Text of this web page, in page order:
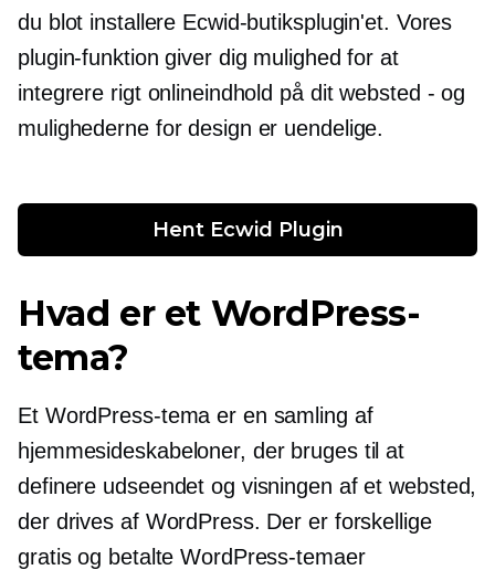
du blot installere Ecwid-butiksplugin'et. Vores
plugin-funktion giver dig mulighed for at
integrere rigt onlineindhold på dit websted - og
mulighederne for design er uendelige.
Hent Ecwid Plugin
Hvad er et WordPress-
tema?
Et WordPress-tema er en samling af
hjemmesideskabeloner, der bruges til at
definere udseendet og visningen af ​​et websted,
der drives af WordPress. Der er forskellige
gratis og betalte WordPress-temaer